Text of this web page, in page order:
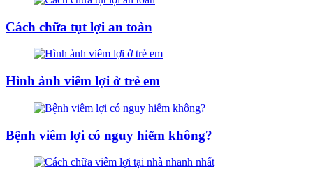
Cách chữa tụt lợi an toàn
Hình ảnh viêm lợi ở trẻ em
Bệnh viêm lợi có nguy hiểm không?